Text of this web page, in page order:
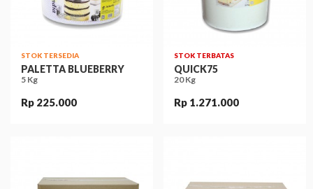
STOK TERSEDIA
PALETTA BLUEBERRY
5 Kg
Rp 225.000
STOK TERBATAS
QUICK75
20 Kg
Rp 1.271.000